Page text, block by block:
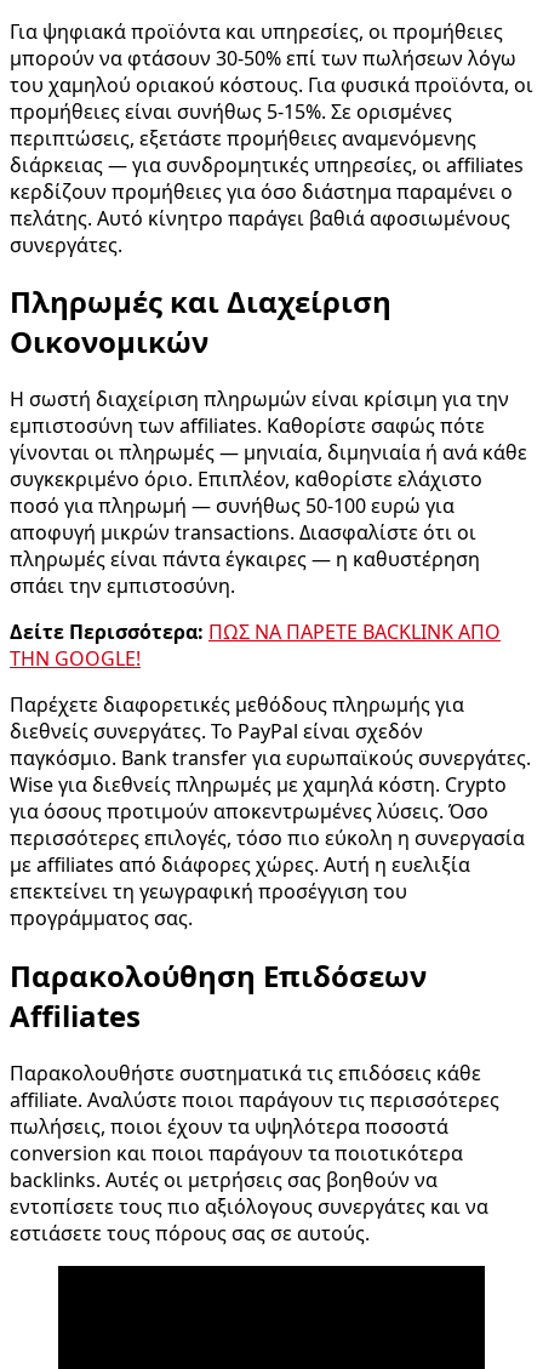
Για ψηφιακά προϊόντα και υπηρεσίες, οι προμήθειες
μπορούν να φτάσουν 30-50% επί των πωλήσεων λόγω
του χαμηλού οριακού κόστους. Για φυσικά προϊόντα, οι
προμήθειες είναι συνήθως 5-15%. Σε ορισμένες
περιπτώσεις, εξετάστε προμήθειες αναμενόμενης
διάρκειας — για συνδρομητικές υπηρεσίες, οι affiliates
κερδίζουν προμήθειες για όσο διάστημα παραμένει ο
πελάτης. Αυτό κίνητρο παράγει βαθιά αφοσιωμένους
συνεργάτες.
Πληρωμές και Διαχείριση
Οικονομικών
Η σωστή διαχείριση πληρωμών είναι κρίσιμη για την
εμπιστοσύνη των affiliates. Καθορίστε σαφώς πότε
γίνονται οι πληρωμές — μηνιαία, διμηνιαία ή ανά κάθε
συγκεκριμένο όριο. Επιπλέον, καθορίστε ελάχιστο
ποσό για πληρωμή — συνήθως 50-100 ευρώ για
αποφυγή μικρών transactions. Διασφαλίστε ότι οι
πληρωμές είναι πάντα έγκαιρες — η καθυστέρηση
σπάει την εμπιστοσύνη.
Δείτε Περισσότερα: ΠΩΣ ΝΑ ΠΑΡΕΤΕ BACKLINK ΑΠΟ
ΤΗΝ GOOGLE!
Παρέχετε διαφορετικές μεθόδους πληρωμής για
διεθνείς συνεργάτες. Το PayPal είναι σχεδόν
παγκόσμιο. Bank transfer για ευρωπαϊκούς συνεργάτες.
Wise για διεθνείς πληρωμές με χαμηλά κόστη. Crypto
για όσους προτιμούν αποκεντρωμένες λύσεις. Όσο
περισσότερες επιλογές, τόσο πιο εύκολη η συνεργασία
με affiliates από διάφορες χώρες. Αυτή η ευελιξία
επεκτείνει τη γεωγραφική προσέγγιση του
προγράμματος σας.
Παρακολούθηση Επιδόσεων
Affiliates
Παρακολουθήστε συστηματικά τις επιδόσεις κάθε
affiliate. Αναλύστε ποιοι παράγουν τις περισσότερες
πωλήσεις, ποιοι έχουν τα υψηλότερα ποσοστά
conversion και ποιοι παράγουν τα ποιοτικότερα
backlinks. Αυτές οι μετρήσεις σας βοηθούν να
εντοπίσετε τους πιο αξιόλογους συνεργάτες και να
εστιάσετε τους πόρους σας σε αυτούς.